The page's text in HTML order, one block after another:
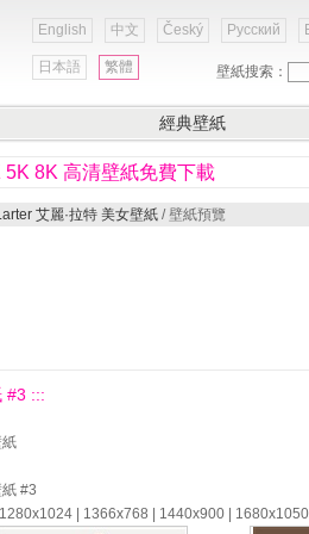
English 中文 Český Русский
日本語 繁體 壁紙搜索：
經典壁紙
8K 高清壁紙免費下載
艾麗·拉特 美女壁紙 / 壁紙預覽
#3 :::
紙
#3
| 1366x768 | 1440x900 |